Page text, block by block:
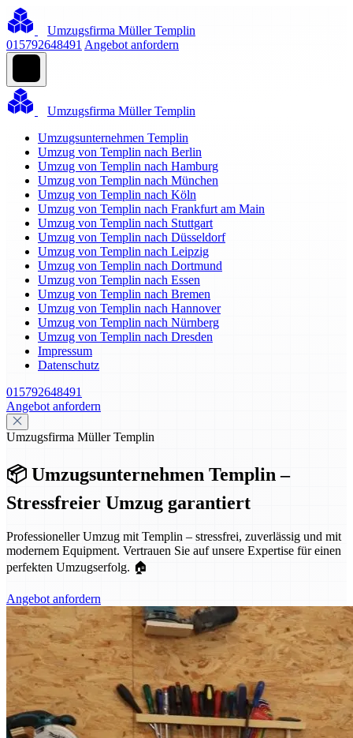
Umzugsfirma Müller Templin
015792648491 Angebot anfordern
Umzugsfirma Müller Templin
Umzugsunternehmen Templin
Umzug von Templin nach Berlin
Umzug von Templin nach Hamburg
Umzug von Templin nach München
Umzug von Templin nach Köln
Umzug von Templin nach Frankfurt am Main
Umzug von Templin nach Stuttgart
Umzug von Templin nach Düsseldorf
Umzug von Templin nach Leipzig
Umzug von Templin nach Dortmund
Umzug von Templin nach Essen
Umzug von Templin nach Bremen
Umzug von Templin nach Hannover
Umzug von Templin nach Nürnberg
Umzug von Templin nach Dresden
Impressum
Datenschutz
015792648491
Angebot anfordern
Umzugsfirma Müller Templin
📦 Umzugsunternehmen Templin –
Stressfreier Umzug garantiert
Professioneller Umzug mit Templin – stressfrei, zuverlässig und mit
modernem Equipment. Vertrauen Sie auf unsere Expertise für einen
perfekten Umzugserfolg. 🏠
Angebot anfordern